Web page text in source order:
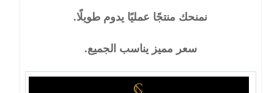
نمنحك منتجًا عمليًا يدوم طويلًا.
سعر مميز يناسب الجميع.